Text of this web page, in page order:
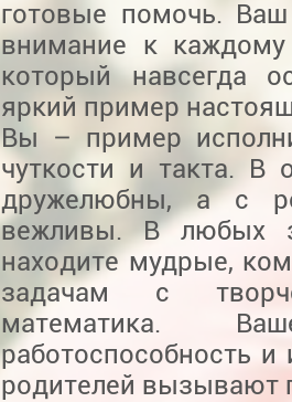
готовые помочь.
внимание к
который навсегда
яркий пример
Вы – пример
чуткости и такта. В
дружелюбны, а с
вежливы. В любых
находите мудрые,
задачам с
математика.
работоспособность
родителей вызывают